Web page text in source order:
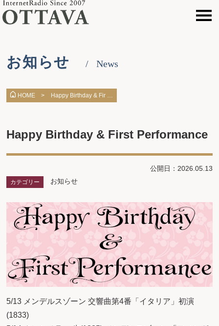
お知らせ News
HOME > Happy Birthday & Fir …
Happy Birthday & First Performance
公開日：2026.05.13
カテゴリー お知らせ
5/13 メンデルスゾーン 交響曲第4番「イタリア」初演
(1833)